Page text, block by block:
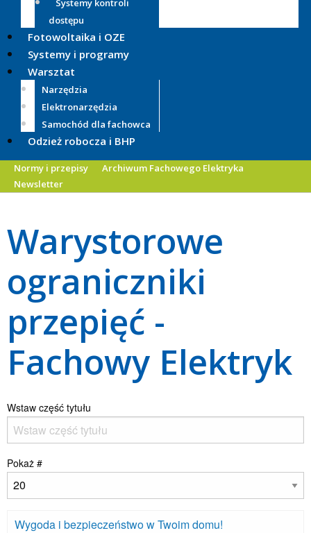
Systemy kontroli
dostępu
Fotowoltaika i OZE
Systemy i programy
Warsztat
Narzędzia
Elektronarzędzia
Samochód dla fachowca
Odzież robocza i BHP
Normy i przepisy
Archiwum Fachowego Elektryka
Newsletter
Warystorowe
ograniczniki
przepięć -
Fachowy Elektryk
Wstaw część tytułu
Pokaż #
Wygoda i bezpieczeństwo w Twoim domu!